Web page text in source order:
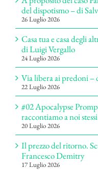
del dispotismo – di
26 Luglio 2026
Casa tua e casa degli
di Luigi Vergallo
24 Luglio 2026
Via libera ai predoni
22 Luglio 2026
#02 Apocalypse
raccontiamo a noi
20 Luglio 2026
Il prezzo del ritorno.
Francesco Demitry
17 Luglio 2026